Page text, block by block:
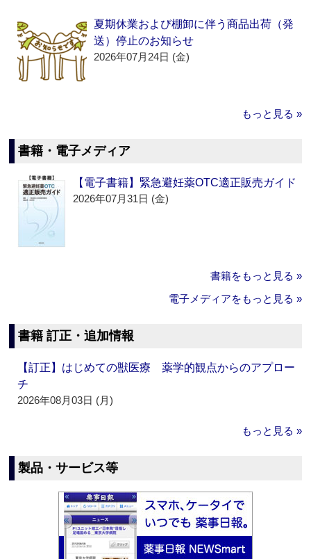
夏期休業および棚卸に伴う商品出荷（発
送）停止のお知らせ
2026年07月24日 (金)
もっと見る »
書籍・電子メディア
【電子書籍】緊急避妊薬OTC適正販売ガイド
2026年07月31日 (金)
書籍をもっと見る »
電子メディアをもっと見る »
書籍 訂正・追加情報
【訂正】はじめての獣医療 薬学的観点からのアプロー
チ
2026年08月03日 (月)
もっと見る »
製品・サービス等